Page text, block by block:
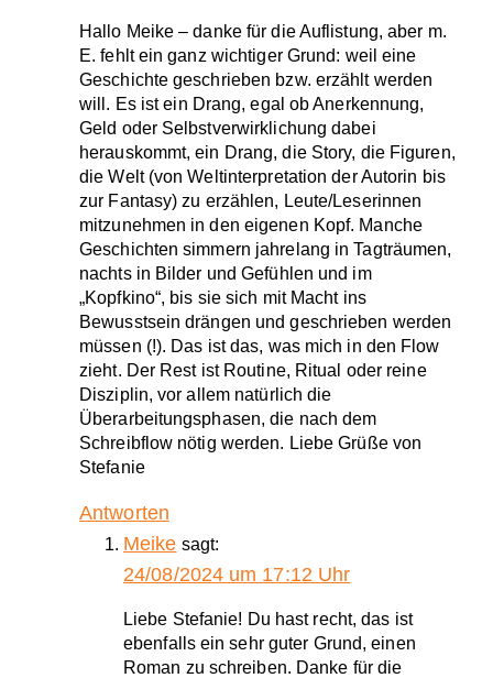
Hallo Meike – danke für die Auflistung, aber m.
E. fehlt ein ganz wichtiger Grund: weil eine
Geschichte geschrieben bzw. erzählt werden
will. Es ist ein Drang, egal ob Anerkennung,
Geld oder Selbstverwirklichung dabei
herauskommt, ein Drang, die Story, die Figuren,
die Welt (von Weltinterpretation der Autorin bis
zur Fantasy) zu erzählen, Leute/Leserinnen
mitzunehmen in den eigenen Kopf. Manche
Geschichten simmern jahrelang in Tagträumen,
nachts in Bilder und Gefühlen und im
„Kopfkino“, bis sie sich mit Macht ins
Bewusstsein drängen und geschrieben werden
müssen (!). Das ist das, was mich in den Flow
zieht. Der Rest ist Routine, Ritual oder reine
Disziplin, vor allem natürlich die
Überarbeitungsphasen, die nach dem
Schreibflow nötig werden. Liebe Grüße von
Stefanie
Antworten
Meike sagt:
24/08/2024 um 17:12 Uhr
Liebe Stefanie! Du hast recht, das ist
ebenfalls ein sehr guter Grund, einen
Roman zu schreiben. Danke für die